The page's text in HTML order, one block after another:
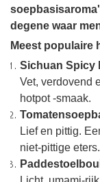
degene waar
Meest populaire
Sichuan Spicy
Vet, verdovend
hotpot -smaak.
Lief en pittig.
niet-pittige eters.